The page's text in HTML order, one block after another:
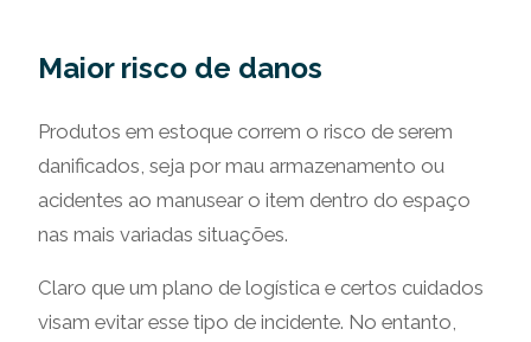
Maior risco de danos
Produtos em estoque correm o risco de serem
danificados, seja por mau armazenamento ou
acidentes ao manusear o item dentro do espaço
nas mais variadas situações.
Claro que um plano de logística e certos cuidados
visam evitar esse tipo de incidente. No entanto,